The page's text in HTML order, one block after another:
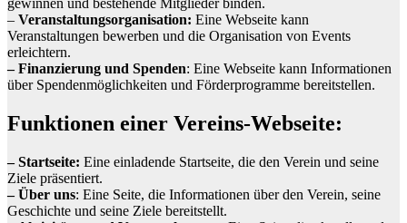
– Veranstaltungsorganisation: Eine Webseite kann
Veranstaltungen bewerben und die Organisation von Events
erleichtern.
– Finanzierung und Spenden: Eine Webseite kann Informationen
über Spendenmöglichkeiten und Förderprogramme bereitstellen.
Funktionen einer Vereins-Webseite:
– Startseite: Eine einladende Startseite, die den Verein und seine
Ziele präsentiert.
– Über uns: Eine Seite, die Informationen über den Verein, seine
Geschichte und seine Ziele bereitstellt.